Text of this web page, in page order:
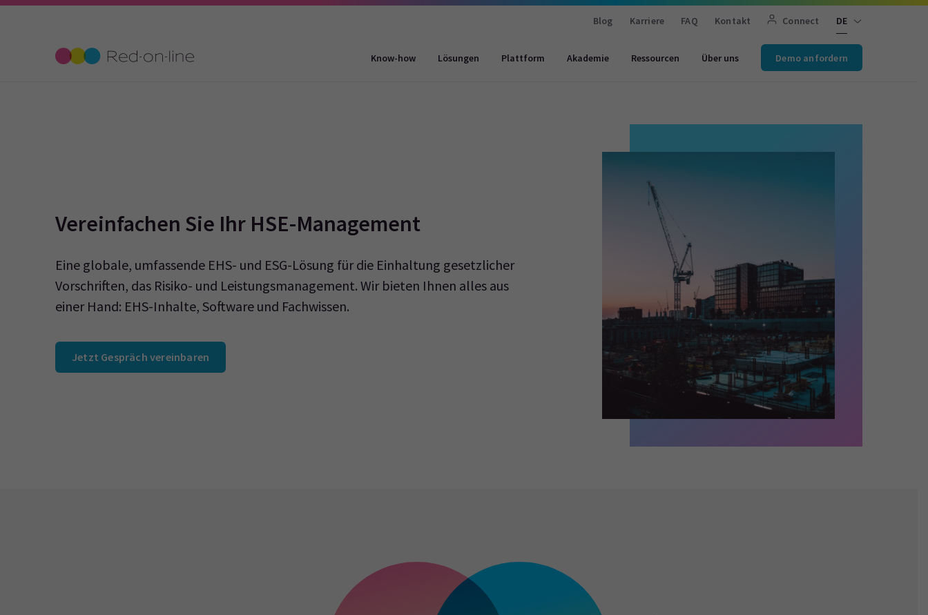
Blog Karriere FAQ Kontakt Connect DE
Know-how Lösungen Plattform Akademie Ressourcen Über uns Demo anfordern
Vereinfachen Sie Ihr HSE-Management
Eine globale, umfassende EHS- und ESG-Lösung für die Einhaltung gesetzlicher
Vorschriften, das Risiko- und Leistungsmanagement. Wir bieten Ihnen alles aus
einer Hand: EHS-Inhalte, Software und Fachwissen.
Jetzt Gespräch vereinbaren